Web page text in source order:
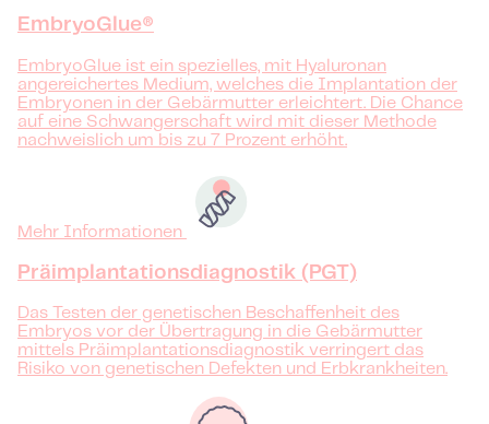
EmbryoGlue®
EmbryoGlue ist ein spezielles, mit Hyaluronan
angereichertes Medium, welches die Implantation der
Embryonen in der Gebärmutter erleichtert. Die Chance
auf eine Schwangerschaft wird mit dieser Methode
nachweislich um bis zu 7 Prozent erhöht.
Mehr Informationen
Präimplantationsdiagnostik (PGT)
Das Testen der genetischen Beschaffenheit des
Embryos vor der Übertragung in die Gebärmutter
mittels Präimplantationsdiagnostik verringert das
Risiko von genetischen Defekten und Erbkrankheiten.